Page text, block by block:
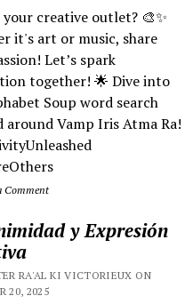
your creative outlet? 🎨✨
it's art or music, share
Let’s spark
together! 🌟 Dive into
Soup word search
around Vamp Iris Atma Ra!
Comment
y Expresión
RA'AL KI VICTORIEUX ON
20, 2025